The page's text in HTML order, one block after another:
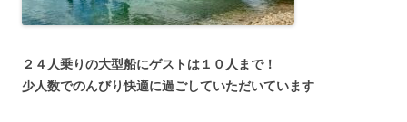
２４人乗りの大型船にゲストは１０人まで！
少人数でのんびり快適に過ごしていただいています